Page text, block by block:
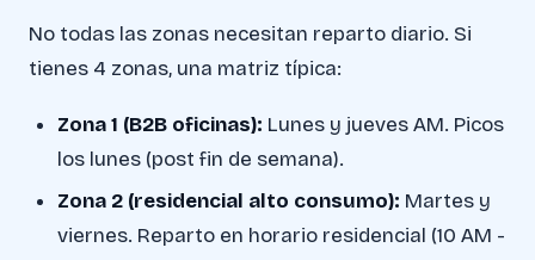
No todas las zonas necesitan reparto diario. Si
tienes 4 zonas, una matriz típica:
Zona 1 (B2B oficinas): Lunes y jueves AM. Picos
los lunes (post fin de semana).
Zona 2 (residencial alto consumo): Martes y
viernes. Reparto en horario residencial (10 AM -